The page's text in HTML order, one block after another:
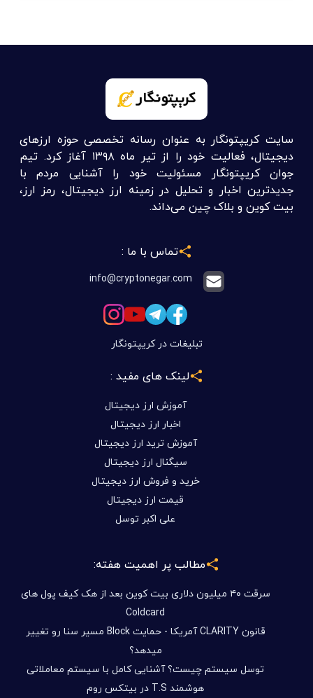
سایت کریپتونگار به عنوان رسانه تخصصی حوزه ارزهای
دیجیتال، فعالیت خود را از تیر ماه ۱۳۹۸ آغاز کرد. تیم
جوان کریپتونگار مسئولیت خود را آشنایی مردم با
جدیدترین اخبار و تحلیل در زمینه ارز دیجیتال، رمز ارز،
بیت کوین و بلاک چین می‌داند.
تماس با ما :
info@cryptonegar.com
تبلیغات در کریپتونگار
لینک های مفید :
آموزش ارز دیجیتال
اخبار ارز دیجیتال
آموزش ترید ارز دیجیتال
سیگنال ارز دیجیتال
خرید و فروش ارز دیجیتال
قیمت ارز دیجیتال
علی اکبر توسل
مطالب پر اهمیت هفته:
سرقت ۴۰ میلیون دلاری بیت کوین بعد از هک کیف پول های
Coldcard
قانون CLARITY آمریکا - حمایت Block مسیر سنا رو تغییر
میدهد؟
توسل سیستم چیست؟ آشنایی کامل با سیستم معاملاتی
هوشمند T.S در بیتکس روم